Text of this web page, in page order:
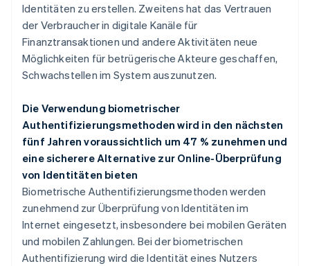
Identitäten zu erstellen. Zweitens hat das Vertrauen
der Verbraucher in digitale Kanäle für
Finanztransaktionen und andere Aktivitäten neue
Möglichkeiten für betrügerische Akteure geschaffen,
Schwachstellen im System auszunutzen.
Die Verwendung biometrischer
Authentifizierungsmethoden wird in den nächsten
fünf Jahren voraussichtlich um 47 % zunehmen und
eine sicherere Alternative zur Online-Überprüfung
von Identitäten bieten
Biometrische Authentifizierungsmethoden werden
zunehmend zur Überprüfung von Identitäten im
Internet eingesetzt, insbesondere bei mobilen Geräten
und mobilen Zahlungen. Bei der biometrischen
Authentifizierung wird die Identität eines Nutzers